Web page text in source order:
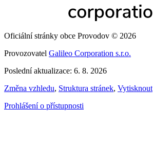
Oficiální stránky obce Provodov © 2026
Provozovatel Galileo Corporation s.r.o.
Poslední aktualizace: 6. 8. 2026
Změna vzhledu, Struktura stránek, Vytisknout
Prohlášení o přístupnosti